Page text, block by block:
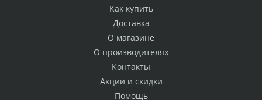
Как купить
Доставка
О магазине
О производителях
Контакты
Акции и скидки
Помощь